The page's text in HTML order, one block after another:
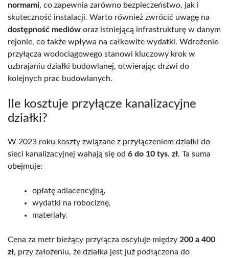
normami, co zapewnia zarówno bezpieczeństwo, jak i
skuteczność instalacji. Warto również zwrócić uwagę na
dostępność mediów oraz istniejącą infrastrukturę w danym
rejonie, co także wpływa na całkowite wydatki. Wdrożenie
przyłącza wodociągowego stanowi kluczowy krok w
uzbrajaniu działki budowlanej, otwierając drzwi do
kolejnych prac budowlanych.
Ile kosztuje przyłącze kanalizacyjne
działki?
W 2023 roku koszty związane z przyłączeniem działki do
sieci kanalizacyjnej wahają się od 6 do 10 tys. zł. Ta suma
obejmuje:
opłatę adiacencyjną,
wydatki na robociznę,
materiały.
Cena za metr bieżący przyłącza oscyluje między 200 a 400
zł, przy założeniu, że działka jest już podłączona do